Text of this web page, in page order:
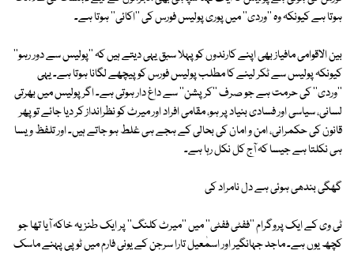
ہوتا ہے کیونکہ وہ ''وردی'' میں پوری پولیس فورس کی ''اکائی'' ہوتا ہے۔
بین الاقوامی مافیاز بھی اپنے کارندوں کو پہلا سبق یہی دیتے ہیں کہ ''پولیس سے دور رہو''
کیونکہ پولیس سے ٹکر لینے کا مطلب پولیس فورس کو پیچھے لگانا ہوتا ہے۔ یہی
''وردی'' کی حرمت ہے جو صرف ''کرپشن'' سے داغ دار ہوتی ہے۔ اگر پولیس میں بھرتی
لسانی، سیاسی اور فسادی بنیاد پر ہو، مقامی افراد اور میرٹ کو نظرانداز کر دیا جائے تو پھر
قانون کی حکمرانی، امن و امان کی بحالی کے ہجے ہی غلط ہو جاتے ہیں۔ اور تلفظ ویسا
ہی نکلتا ہے جیسا کہ آج کل نکل رہا ہے۔
گھگی بندھی ہوئی ہے دل نامراد کی
ٹی وی کے ایک پروگرام ''ففٹی ففٹی'' میں ''میرٹ کلنگ'' پر ایک طنزیہ خاکہ آیا تھا جو
کچھ یوں ہے۔ ماجد جہانگیر اور اسمٰعیل تارا سرجن کے یونی فارم میں ٹوپی پہنے ماسک